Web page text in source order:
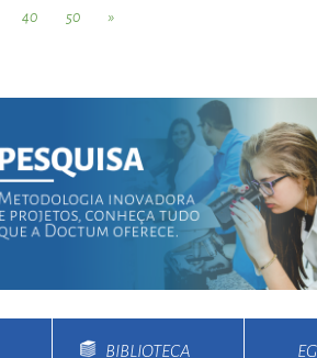
40 50 »
BIBLIOTECA